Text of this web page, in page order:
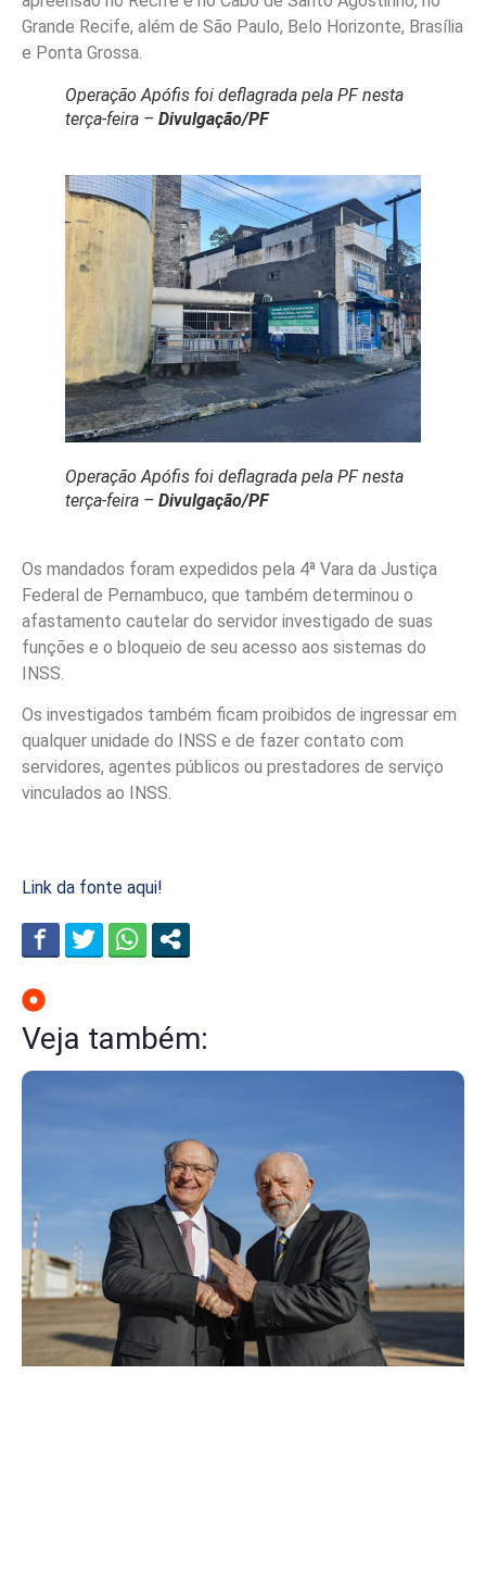
Grande Recife, além de São Paulo, Belo Horizonte, Brasília
e Ponta Grossa.
Operação Apófis foi deflagrada pela PF nesta
terça-feira – Divulgação/PF
Operação Apófis foi deflagrada pela PF nesta
terça-feira – Divulgação/PF
Os mandados foram expedidos pela 4ª Vara da Justiça
Federal de Pernambuco, que também determinou o
afastamento cautelar do servidor investigado de suas
funções e o bloqueio de seu acesso aos sistemas do
INSS.
Os investigados também ficam proibidos de ingressar em
qualquer unidade do INSS e de fazer contato com
servidores, agentes públicos ou prestadores de serviço
vinculados ao INSS.
Link da fonte aqui!
Veja também: